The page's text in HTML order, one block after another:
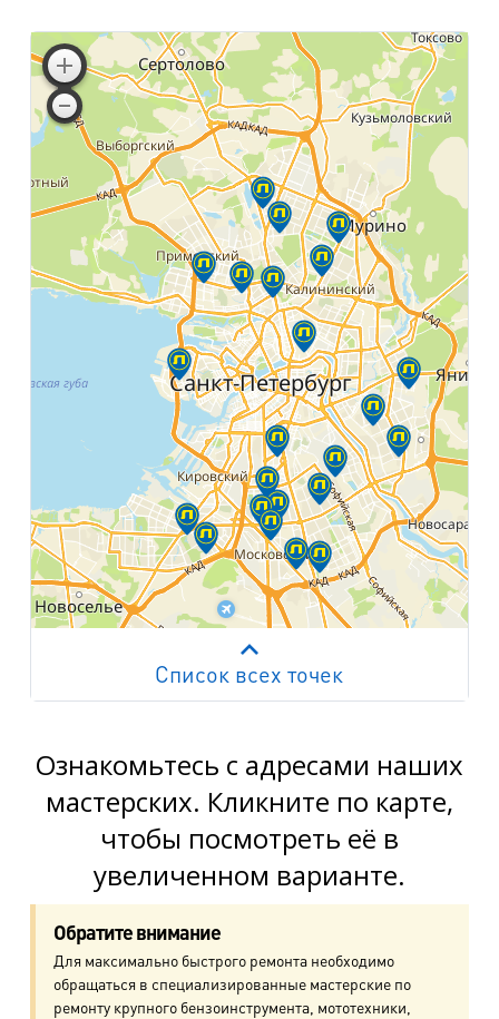
пр. Просвещения, д.20
м. Пр. Ветеранов
пр. Ветеранов, д.9
м. Ул. Дыбенко
м. Комендантский пр.
пр. Авиаконструкторов, д.4
Работает на API 2ГИС
Лицензионное соглашение
Список всех точек
Ознакомьтесь с адресами наших
мастерских. Кликните по карте,
чтобы посмотреть её в
увеличенном варианте.
Обратите внимание
Для максимально быстрого ремонта необходимо
обращаться в специализированные мастерские по
ремонту крупного бензоинструмента, мототехники,